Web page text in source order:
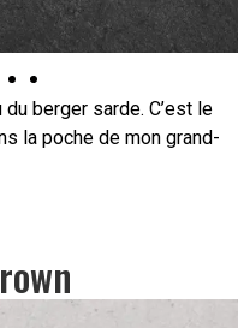
berger sarde. C’est le
la poche de mon grand-